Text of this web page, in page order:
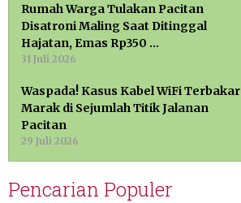
Rumah Warga Tulakan Pacitan
Disatroni Maling Saat Ditinggal
Hajatan, Emas Rp350 …
31 Juli 2026
Waspada! Kasus Kabel WiFi Terbakar
Marak di Sejumlah Titik Jalanan
Pacitan
29 Juli 2026
Pencarian Populer